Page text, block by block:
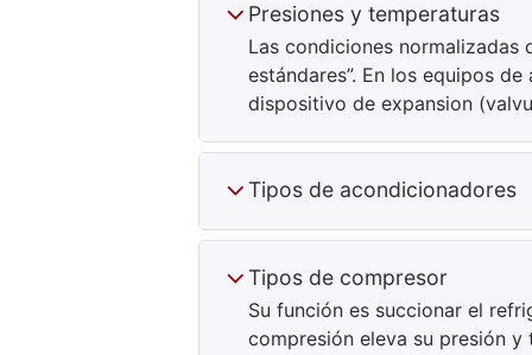
Presiones y temperaturas
Las condiciones normalizadas
estándares”. En los equipos
dispositivo de expansion
Tipos de acondicionadores
Tipos de compresor
Su función es succionar el
compresión eleva su presión